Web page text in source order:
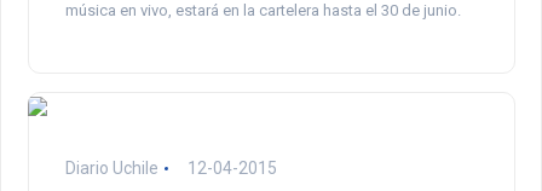
música en vivo, estará en la cartelera hasta el 30 de junio.
Diario Uchile 12-04-2015